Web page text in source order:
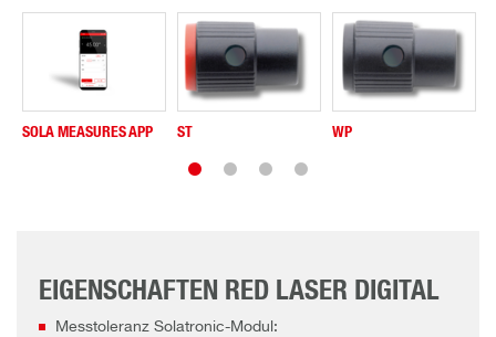
SOLA MEASURES APP ST WP
EIGENSCHAFTEN RED LASER DIGITAL
Messtoleranz Solatronic-Modul: